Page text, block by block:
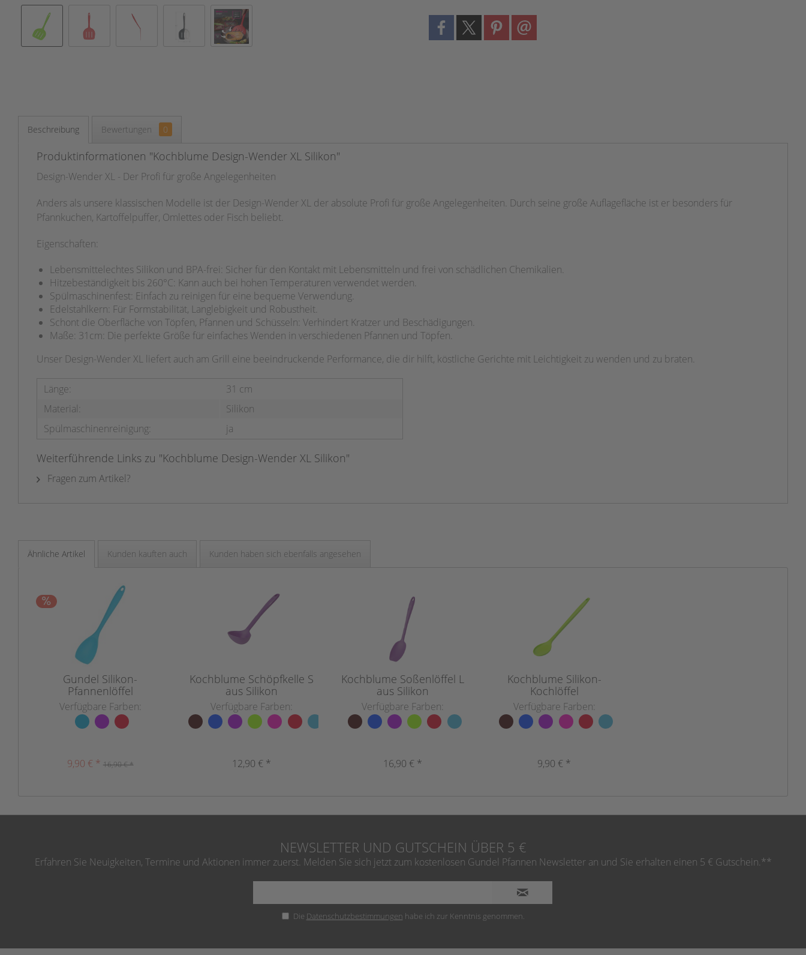
Beschreibung Bewertungen 0
Produktinformationen "Kochblume Design-Wender XL Silikon"
Design-Wender XL - Der Profi für große Angelegenheiten
Anders als unsere klassischen Modelle ist der Design-Wender XL der absolute Profi für große Angelegenheiten. Durch seine große Auflagefläche ist er besonders für
Pfannkuchen, Kartoffelpuffer, Omlettes oder Fisch beliebt.
Eigenschaften:
Lebensmittelechtes Silikon und BPA-frei: Sicher für den Kontakt mit Lebensmitteln und frei von schädlichen Chemikalien.
Hitzebeständigkeit bis 260°C: Kann auch bei hohen Temperaturen verwendet werden.
Spülmaschinenfest: Einfach zu reinigen für eine bequeme Verwendung.
Edelstahlkern: Für Formstabilität, Langlebigkeit und Robustheit.
Schont die Oberfläche von Töpfen, Pfannen und Schüsseln: Verhindert Kratzer und Beschädigungen.
Maße: 31cm: Die perfekte Größe für einfaches Wenden in verschiedenen Pfannen und Töpfen.
Unser Design-Wender XL liefert auch am Grill eine beeindruckende Performance, die dir hilft, köstliche Gerichte mit Leichtigkeit zu wenden und zu braten.
Länge:
31 cm
Material:
Silikon
Spülmaschinenreinigung:
ja
Weiterführende Links zu "Kochblume Design-Wender XL Silikon"
Fragen zum Artikel?
Ähnliche Artikel Kunden kauften auch Kunden haben sich ebenfalls angesehen
Gundel Silikon-
Pfannenlöffel
Verfügbare Farben:
9,90 € * 16,90 € *
Kochblume Schöpfkelle S
aus Silikon
Verfügbare Farben:
12,90 € *
Kochblume Soßenlöffel L
aus Silikon
Verfügbare Farben:
16,90 € *
Kochblume Silikon-
Kochlöffel
Verfügbare Farben:
9,90 € *
NEWSLETTER UND GUTSCHEIN ÜBER 5 €
Erfahren Sie Neuigkeiten, Termine und Aktionen immer zuerst. Melden Sie sich jetzt zum kostenlosen Gundel Pfannen Newsletter an und Sie erhalten einen 5 € Gutschein.**
Die Datenschutzbestimmungen habe ich zur Kenntnis genommen.